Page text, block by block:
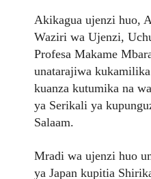
Akikagua ujenzi huo,
Waziri wa Ujenzi,
Profesa Makame
unatarajiwa
kuanza kutumika na
ya Serikali ya
Salaam.
Mradi wa ujenzi huo
ya Japan kupitia